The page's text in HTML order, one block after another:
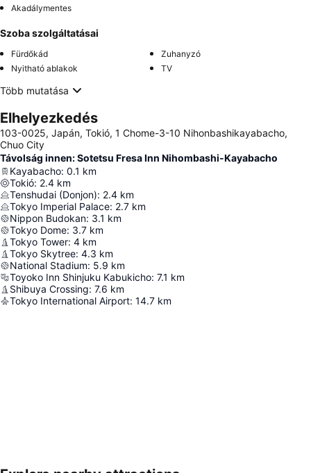
Akadálymentes
Szoba szolgáltatásai
Fürdőkád
Zuhanyzó
Nyitható ablakok
TV
Több mutatása
Elhelyezkedés
103-0025, Japán, Tokió, 1 Chome-3-10 Nihonbashikayabacho,
Chuo City
Távolság innen: Sotetsu Fresa Inn Nihombashi-Kayabacho
Kayabacho: 0.1 km
Tokió: 2.4 km
Tenshudai (Donjon): 2.4 km
Tokyo Imperial Palace: 2.7 km
Nippon Budokan: 3.1 km
Tokyo Dome: 3.7 km
Tokyo Tower: 4 km
Tokyo Skytree: 4.3 km
National Stadium: 5.9 km
Toyoko Inn Shinjuku Kabukicho: 7.1 km
Shibuya Crossing: 7.6 km
Tokyo International Airport: 14.7 km